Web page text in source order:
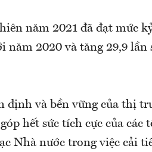
năm 2021 đã đạt mức
năm 2020 và tăng 29,9 lần
định và bền vững của thị
hết sức tích cực của các
Nhà nước trong việc cải